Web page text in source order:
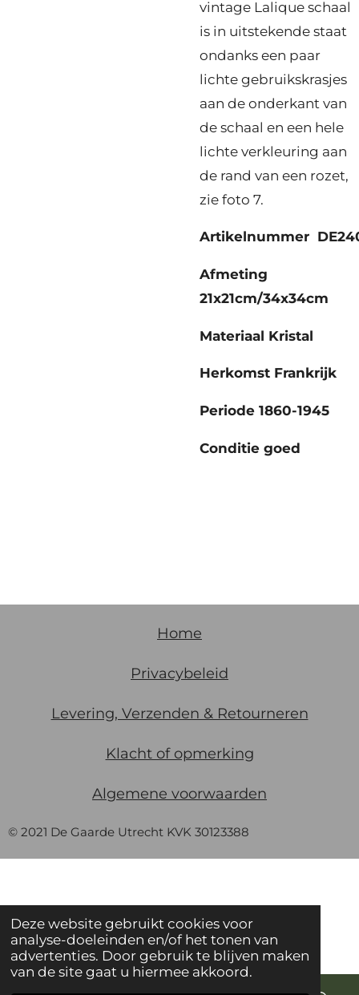
Deze website gebruikt cookies voor
analyse-doeleinden en/of het tonen van
advertenties. Door gebruik te blijven maken
van de site gaat u hiermee akkoord.
vintage Lalique schaal
is in uitstekende staat
ondanks een paar
lichte gebruikskrasjes
aan de onderkant van
de schaal en een hele
lichte verkleuring aan
de rand van een rozet,
zie foto 7.
Artikelnummer
Afmeting
21x21cm/34x34cm
Materiaal Kristal
Herkomst Frankrijk
Periode 1860-1945
Conditie goed
Home
Privacybeleid
Levering, Verzenden & Retourneren
Klacht of opmerking
Algemene voorwaarden
© 2021 De Gaarde Utrecht KVK 30123388